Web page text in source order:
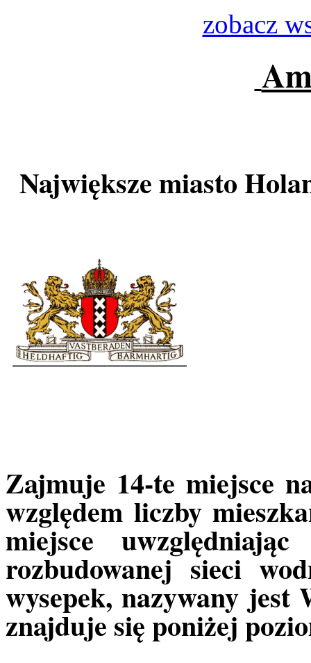
zobacz
Największe miasto
Zajmuje 14-te miejsce
względem liczby
miejsce
rozbudowanej sieci
wysepek, nazywany jest
znajduje się poniżej